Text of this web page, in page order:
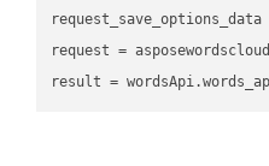
request_save_options_data
request
result